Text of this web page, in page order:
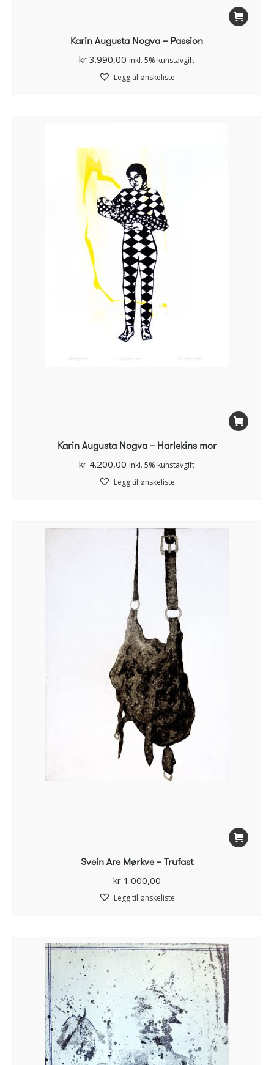
Karin Augusta Nogva – Passion
kr 3.990,00 inkl. 5% kunstavgift
Legg til ønskeliste
Karin Augusta Nogva – Harlekins mor
kr 4.200,00 inkl. 5% kunstavgift
Legg til ønskeliste
Svein Are Mørkve – Trufast
kr1.000,00
Legg til ønskeliste